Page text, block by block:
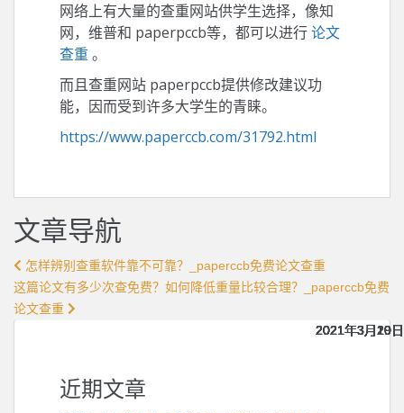
网络上有大量的查重网站供学生选择，像知
网，维普和 paperpccb等，都可以进行论文
查重。
而且查重网站 paperpccb提供修改建议功
能，因而受到许多大学生的青睐。
https://www.paperccb.com/31792.html
文章导航
怎样辨别查重软件靠不可靠？_paperccb免费论文查重
这篇论文有多少次查免费？如何降低重量比较合理？_paperccb免费
论文查重
近期文章
2021年3月20日
2021年3月20日
2021年3月20日
2021年3月20日
2021年3月20日
2021年3月19日
2021年3月19日
2021年3月19日
2021年3月19日
2021年3月19日